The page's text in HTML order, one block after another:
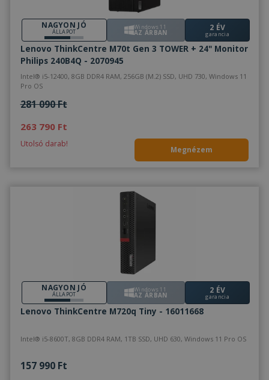
NAGYON JÓ
ÁLLAPOT
Windows 11
AZ ÁRBAN 2 ÉV
garancia
Lenovo ThinkCentre M70t Gen 3 TOWER + 24" Monitor
Philips 240B4Q - 2070945
Intel® i5-12400, 8GB DDR4 RAM, 256GB (M.2) SSD, UHD 730, Windows 11
Pro OS
281 090 Ft
263 790 Ft
Utolsó darab!
Megnézem
NAGYON JÓ
ÁLLAPOT
Windows 11
AZ ÁRBAN 2 ÉV
garancia
Lenovo ThinkCentre M720q Tiny - 16011668
Intel® i5-8600T, 8GB DDR4 RAM, 1TB SSD, UHD 630, Windows 11 Pro OS
157 990 Ft